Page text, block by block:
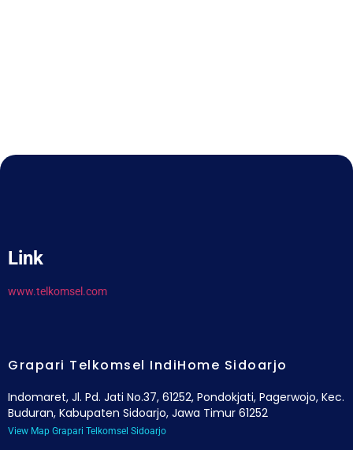
Link
www.telkomsel.com
Grapari Telkomsel IndiHome Sidoarjo
Indomaret, Jl. Pd. Jati No.37, 61252, Pondokjati, Pagerwojo, Kec.
Buduran, Kabupaten Sidoarjo, Jawa Timur 61252
View Map Grapari Telkomsel Sidoarjo